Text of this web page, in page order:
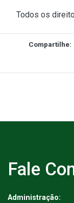
Todos os
Compartilhe:
Fale
Administração: